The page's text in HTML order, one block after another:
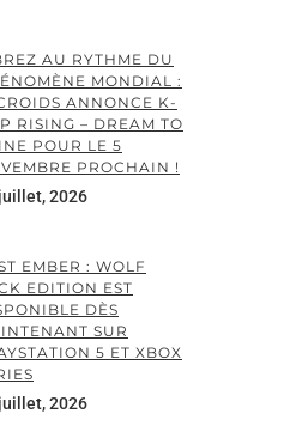
AU RYTHME DU
MONDIAL :
ANNONCE K-
RISING – DREAM TO
POUR LE 5
PROCHAIN !
2026
EMBER : WOLF
EDITION EST
DÈS
SUR
5 ET XBOX
2026